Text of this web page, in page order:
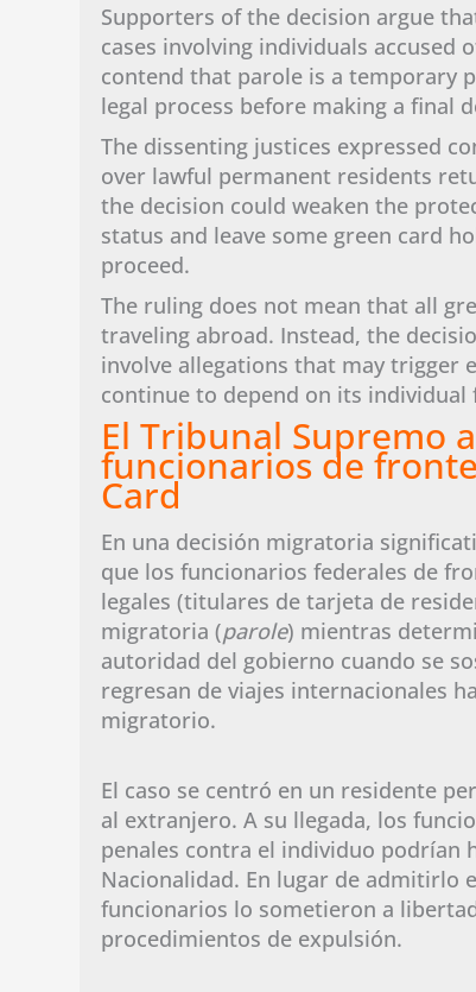
Supporters of the decision argue
cases involving individuals accused
contend that parole is a temporary
legal process before making a final
The dissenting justices expressed
over lawful permanent residents
the decision could weaken the
status and leave some green card
proceed.
The ruling does not mean that all
traveling abroad. Instead, the
involve allegations that may trigger
continue to depend on its
El Tribunal Supremo
funcionarios de
Card
En una decisión migratoria
que los funcionarios federales de
legales (titulares de tarjeta de
migratoria (parole) mientras
autoridad del gobierno cuando se
regresan de viajes internacionales
migratorio.
El caso se centró en un residente
al extranjero. A su llegada, los
penales contra el individuo podrían
Nacionalidad. En lugar de admitirlo
funcionarios lo sometieron a
procedimientos de expulsión.